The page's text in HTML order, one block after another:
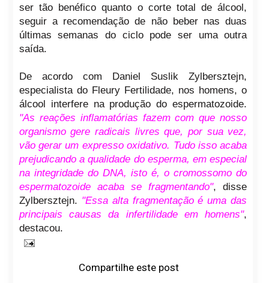
ser tão benéfico quanto o corte total de álcool,
seguir a recomendação de não beber nas duas
últimas semanas do ciclo pode ser uma outra
saída.
De acordo com Daniel Suslik Zylbersztejn,
especialista do Fleury Fertilidade, nos homens, o
álcool interfere na produção do espermatozoide.
"As reações inflamatórias fazem com que nosso
organismo gere radicais livres que, por sua vez,
vão gerar um expresso oxidativo. Tudo isso acaba
prejudicando a qualidade do esperma, em especial
na integridade do DNA, isto é, o cromossomo do
espermatozoide acaba se fragmentando", disse
Zylbersztejn. "Essa alta fragmentação é uma das
principais causas da infertilidade em homens",
destacou.
Compartilhe este post